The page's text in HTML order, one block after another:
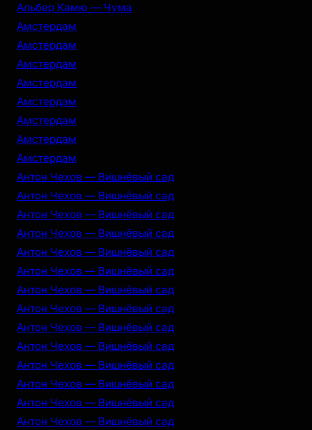
Альбер Камю — Чума
Амстердам
Амстердам
Амстердам
Амстердам
Амстердам
Амстердам
Амстердам
Амстердам
Антон Чехов — Вишнёвый сад
Антон Чехов — Вишнёвый сад
Антон Чехов — Вишнёвый сад
Антон Чехов — Вишнёвый сад
Антон Чехов — Вишнёвый сад
Антон Чехов — Вишнёвый сад
Антон Чехов — Вишнёвый сад
Антон Чехов — Вишнёвый сад
Антон Чехов — Вишнёвый сад
Антон Чехов — Вишнёвый сад
Антон Чехов — Вишнёвый сад
Антон Чехов — Вишнёвый сад
Антон Чехов — Вишнёвый сад
Антон Чехов — Вишнёвый сад